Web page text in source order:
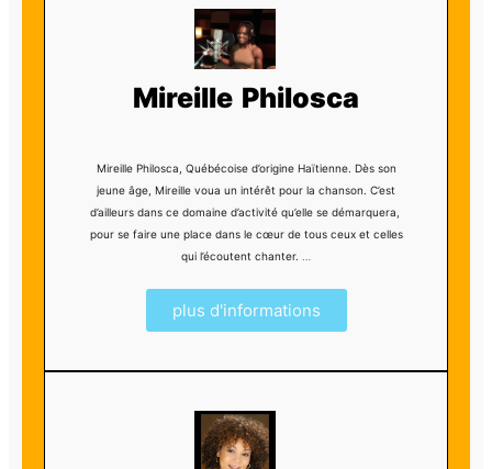
Mireille Philosca
Mireille Philosca, Québécoise d’origine Haïtienne. Dès son
jeune âge, Mireille voua un intérêt pour la chanson. C’est
d’ailleurs dans ce domaine d’activité qu’elle se démarquera,
pour se faire une place dans le cœur de tous ceux et celles
qui l’écoutent chanter.
plus d'informations